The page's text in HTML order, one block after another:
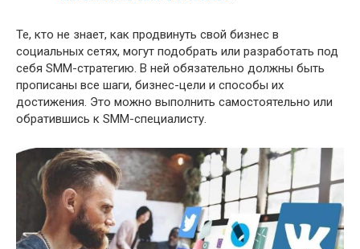
Те, кто не знает, как продвинуть свой бизнес в
социальных сетях, могут подобрать или разработать под
себя SMM-стратегию. В ней обязательно должны быть
прописаны все шаги, бизнес-цели и способы их
достижения. Это можно выполнить самостоятельно или
обратившись к SMM-специалисту.